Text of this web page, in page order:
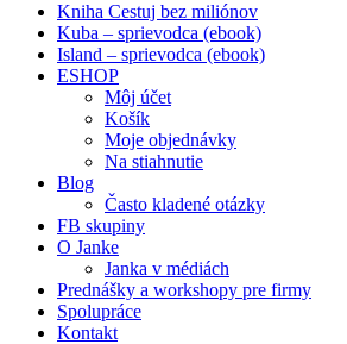
Kniha Cestuj bez miliónov
Kuba – sprievodca (ebook)
Island – sprievodca (ebook)
ESHOP
Môj účet
Košík
Moje objednávky
Na stiahnutie
Blog
Často kladené otázky
FB skupiny
O Janke
Janka v médiách
Prednášky a workshopy pre firmy
Spolupráce
Kontakt